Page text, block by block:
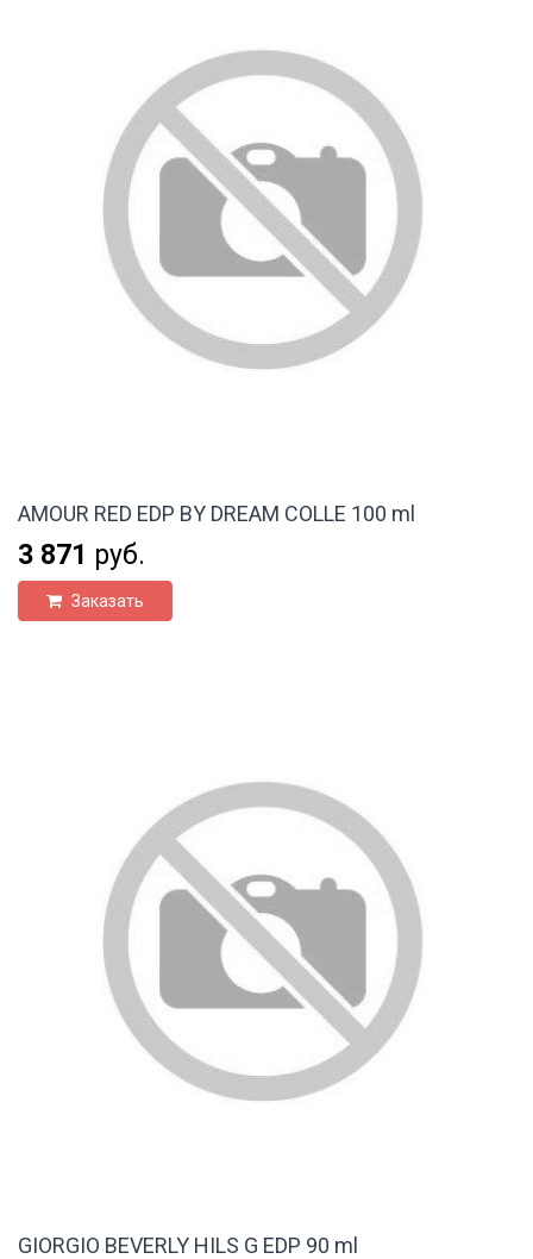
AMOUR RED EDP BY DREAM COLLE 100 ml
3 871 руб.
Заказать
GIORGIO BEVERLY HILS G EDP 90 ml